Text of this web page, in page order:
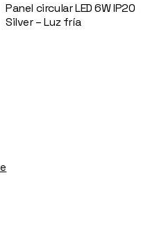
Panel circular LED 6W IP20
Silver – Luz fría